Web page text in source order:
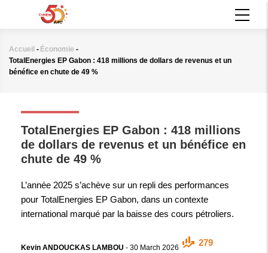
principal
Fil
d'Ariane
Accueil - Économie -
TotalEnergies EP Gabon : 418 millions de dollars de revenus et un
bénéfice en chute de 49 %
TotalEnergies EP Gabon : 418 millions
de dollars de revenus et un bénéfice en
chute de 49 %
L’année 2025 s’achève sur un repli des performances
pour TotalEnergies EP Gabon, dans un contexte
international marqué par la baisse des cours pétroliers.
Kevin ANDOUCKAS LAMBOU - 30 March 2026
279